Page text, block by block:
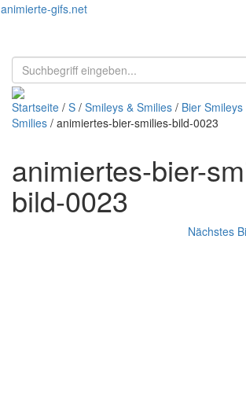
animierte-gifs.net
Startseite / S / Smileys & Smilies / Bier Smileys
Smilies / animiertes-bier-smilies-bild-0023
animiertes-bier-
bild-0023
Nächstes